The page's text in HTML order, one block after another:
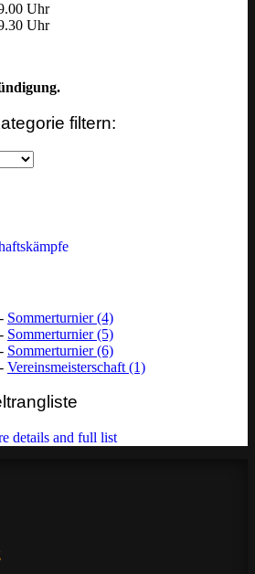
Uhr
Uhr
filtern:
Sommerturnier (4)
Sommerturnier (5)
Sommerturnier (6)
Vereinsmeisterschaft (1)